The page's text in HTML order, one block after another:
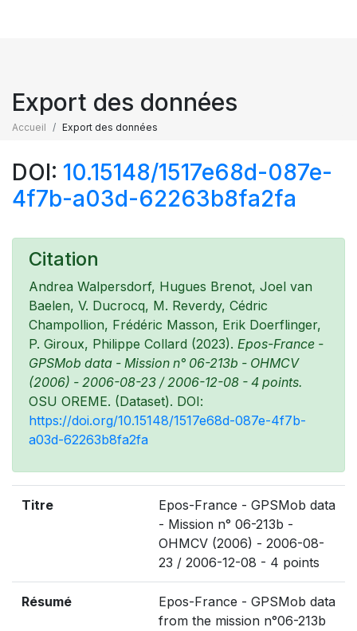
Export des données
Accueil Export des données
DOI: 10.15148/1517e68d-087e-
4f7b-a03d-62263b8fa2fa
Citation
Andrea Walpersdorf, Hugues Brenot, Joel van
Baelen, V. Ducrocq, M. Reverdy, Cédric
Champollion, Frédéric Masson, Erik Doerflinger,
P. Giroux, Philippe Collard (2023). Epos-France -
GPSMob data - Mission n° 06-213b - OHMCV
(2006) - 2006-08-23 / 2006-12-08 - 4 points.
OSU OREME. (Dataset). DOI:
https://doi.org/10.15148/1517e68d-087e-4f7b-
a03d-62263b8fa2fa
Titre
Epos-France - GPSMob data
- Mission n° 06-213b -
OHMCV (2006) - 2006-08-
23 / 2006-12-08 - 4 points
Résumé
Epos-France - GPSMob data
from the mission n°06-213b